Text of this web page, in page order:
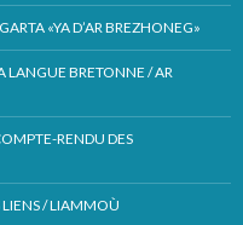
«YA D’AR BREZHONEG»
LANGUE BRETONNE / AR
RENDU DES
LIENS / LIAMMOÙ